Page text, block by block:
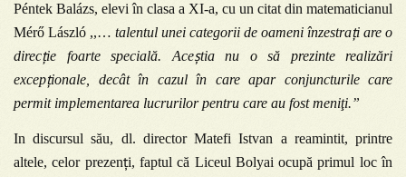
Péntek Balázs, elevi în clasa a XI-a, cu un citat din matematicianul
Mérő László ,,… talentul unei categorii de oameni înzestrați are o
direcție foarte specială. Aceștia nu o să prezinte realizări
excepționale, decât în cazul în care apar conjuncturile care
permit implementarea lucrurilor pentru care au fost meniţi.”
In discursul său, dl. director Matefi Istvan a reamintit, printre
altele, celor prezenți, faptul că Liceul Bolyai ocupă primul loc în